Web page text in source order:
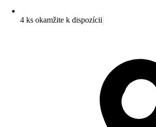
4 ks okamžite k dispozícii